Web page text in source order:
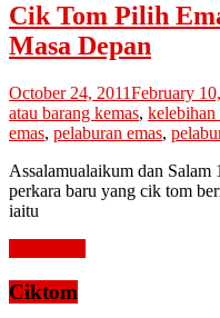
Cik Tom Pilih
Masa Depan
October 24, 2011February
atau barang kemas, kelebihan
emas, pelaburan emas,
Assalamualaikum dan
perkara baru yang cik tom
iaitu
Ciktom